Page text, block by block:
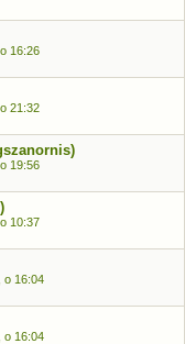
16:26
21:32
19:56
10:37
o 16:04
o 16:04